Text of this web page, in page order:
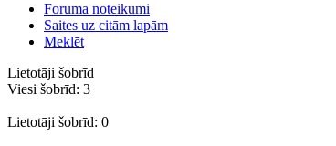
Foruma noteikumi
Saites uz citām lapām
Meklēt
Lietotāji šobrīd
Viesi šobrīd: 3
Lietotāji šobrīd: 0